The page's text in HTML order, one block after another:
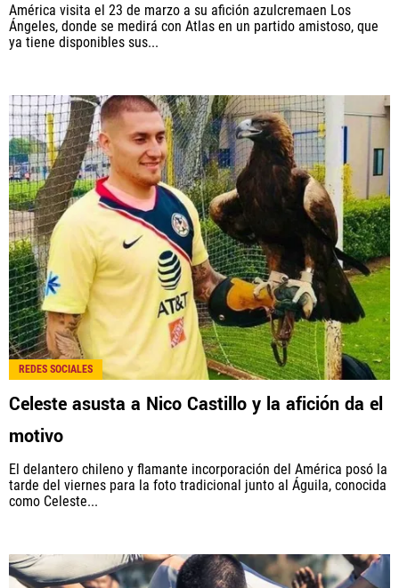
América visita el 23 de marzo a su afición azulcremaen Los
Ángeles, donde se medirá con Atlas en un partido amistoso, que
ya tiene disponibles sus...
REDES SOCIALES
Celeste asusta a Nico Castillo y la afición da el
motivo
El delantero chileno y flamante incorporación del América posó la
tarde del viernes para la foto tradicional junto al Águila, conocida
como Celeste...